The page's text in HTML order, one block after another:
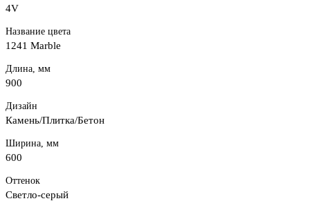
4V
Название цвета
1241 Marble
Длина, мм
900
Дизайн
Камень/Плитка/Бетон
Ширина, мм
600
Оттенок
Светло-серый